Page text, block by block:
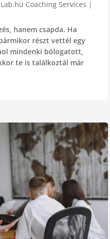
Coaching Services |
hanem csapda. Ha
részt vettél egy
mindenki bólogatott,
te is találkoztál már